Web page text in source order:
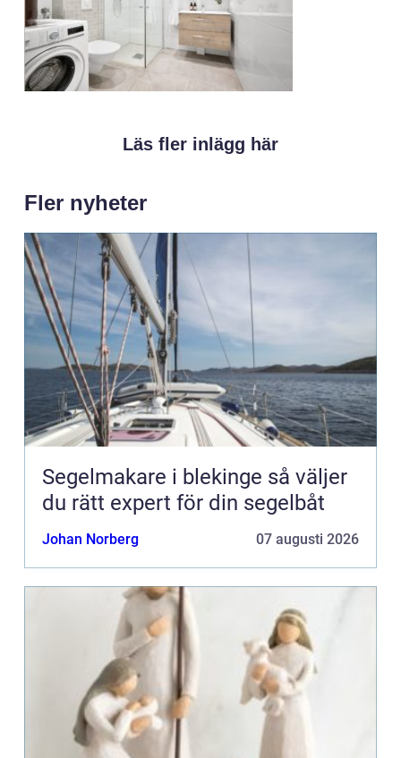
Läs fler inlägg här
Fler nyheter
Segelmakare i blekinge så väljer
du rätt expert för din segelbåt
Johan Norberg 07 augusti 2026